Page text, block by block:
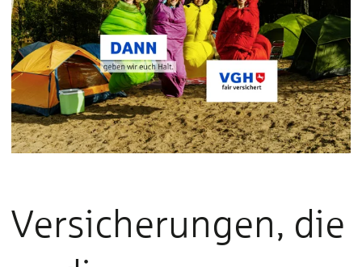
Versicherungen, die